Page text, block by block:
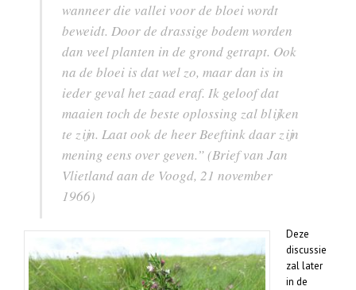
wanneer die vallei voor de bloei wordt
beweidt. Door de drassige bodem worden
dan veel planten in de grond getrapt. Ook
na de bloei is dat wel zo, maar dan is in
ieder geval het zaad eraf. Ik geloof dat
maaien toch de beste oplossing zal blijken
te zijn. Laat ook de heer Beeftink daar zijn
mening eens over geven.” (Brief van Jan
Vlietland aan de Voogd, 21 november
1966)
Deze
discussie
zal later
in de